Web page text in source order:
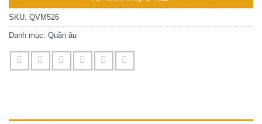
SKU: QVM526
Danh mục: Quần âu